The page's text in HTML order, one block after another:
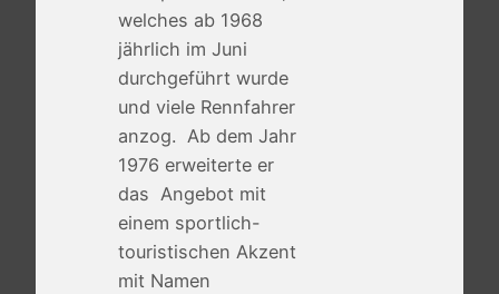
welches ab 1968
jährlich im Juni
durchgeführt wurde
und viele Rennfahrer
anzog. Ab dem Jahr
1976 erweiterte er
das Angebot mit
einem sportlich-
touristischen Akzent
mit Namen